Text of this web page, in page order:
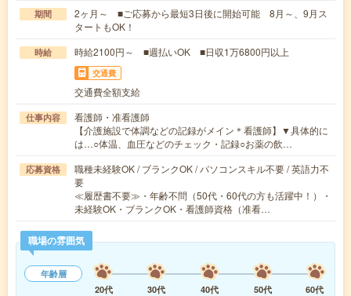
期間
2ヶ月～ ■ご応募から最短3日後に開始可能 8月～、9月ス
タートもOK！
時給 時給2100円～ ■週払いOK ■日収1万6800円以上
交通費
交通費全額支給
仕事内容
看護師・准看護師
【介護施設で体調などの記録がメイン＊看護師】▼具体的に
は…○体温、血圧などのチェック・記録○お薬の飲…
応募資格
職種未経験OK / ブランクOK / パソコンスキル不要 / 英語力不
要
≪履歴書不要≫・年齢不問（50代・60代の方も活躍中！）・
未経験OK・ブランクOK・看護師資格（准看…
職場の雰囲気
年齢層
20代
30代 40代 50代
60代